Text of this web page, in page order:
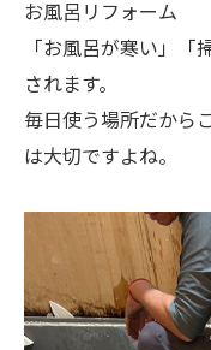
お風呂リフォーム
「お風呂が寒い」
されます。
毎日使う場所だから
は大切ですよね。